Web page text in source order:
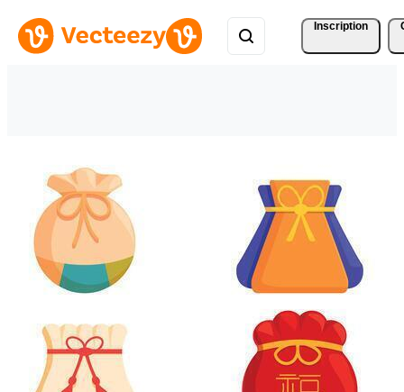
Inscription